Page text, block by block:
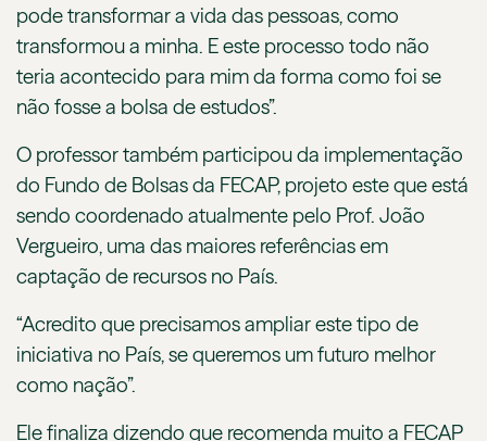
pode transformar a vida das pessoas, como
transformou a minha. E este processo todo não
teria acontecido para mim da forma como foi se
não fosse a bolsa de estudos”.
O professor também participou da implementação
do Fundo de Bolsas da FECAP, projeto este que está
sendo coordenado atualmente pelo Prof. João
Vergueiro, uma das maiores referências em
captação de recursos no País.
“Acredito que precisamos ampliar este tipo de
iniciativa no País, se queremos um futuro melhor
como nação”.
Ele finaliza dizendo que recomenda muito a FECAP